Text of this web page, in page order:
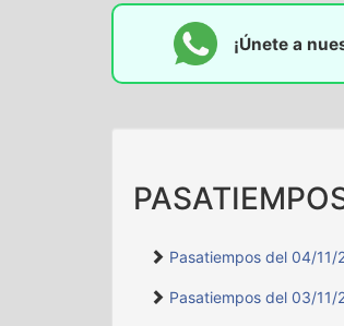
¡Únete a
Pasatiempos del 04/11/
Pasatiempos del 03/11/